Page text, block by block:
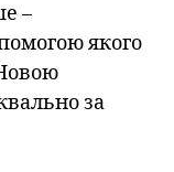
–
якого
за